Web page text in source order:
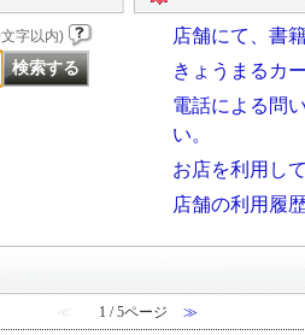
字以内)
店舗にて、書
きょうまるカ
電話による問
い。
お店を利用し
店舗の利用履
≪ 1 / 5ページ ≫